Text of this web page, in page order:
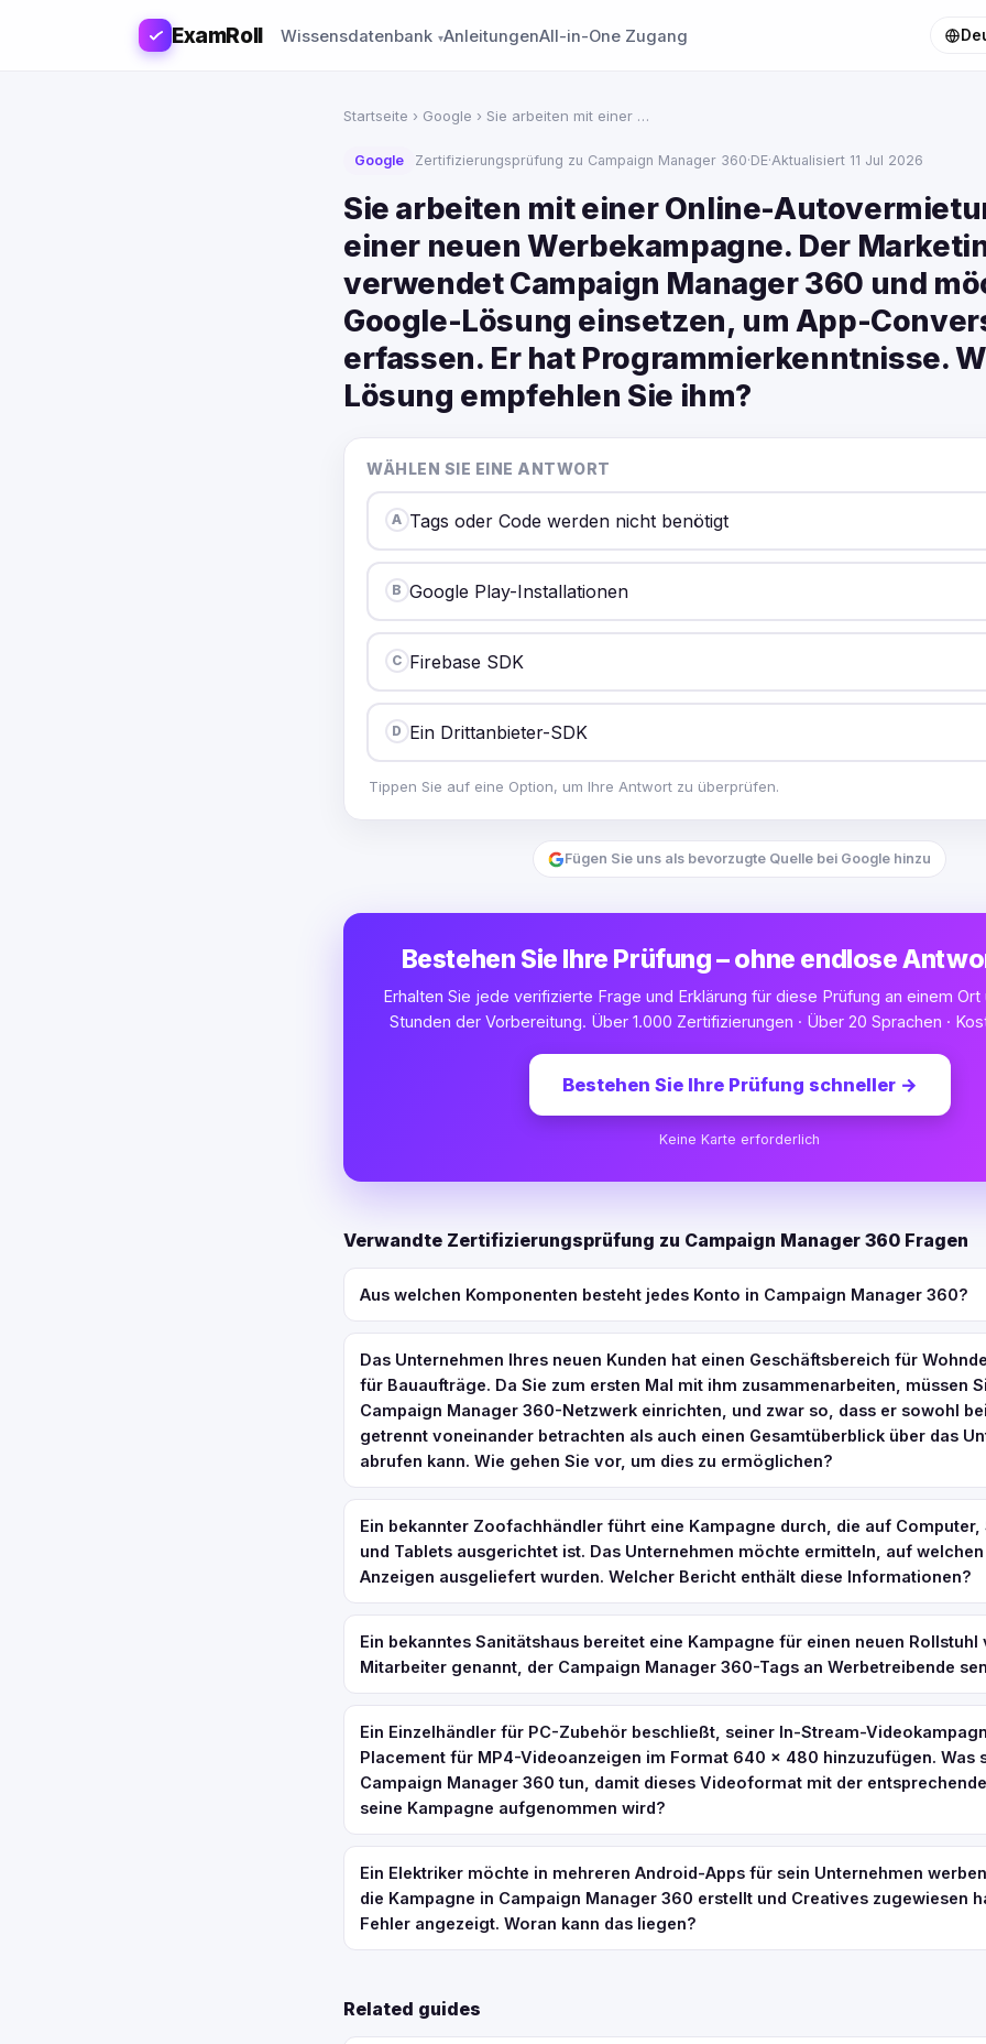
ExamRoll Wissensdatenbank AnleitungenAll-in-One Zugang
Startseite › Google › Sie arbeiten mit einer …
Google Zertifizierungsprüfung zu Campaign Manager 360·DE·Aktualisiert 11 Jul 2026
Sie arbeiten mit einer Online-
einer neuen Werbekampagne. Der
verwendet Campaign Manager 360 und
Google-Lösung einsetzen, um App-
erfassen. Er hat Programmierkenntnisse.
Lösung empfehlen Sie ihm?
WÄHLEN SIE EINE ANTWORT
A Tags oder Code werden nicht benötigt
B Google Play-Installationen
C Firebase SDK
D Ein Drittanbieter-SDK
Tippen Sie auf eine Option, um Ihre Antwort zu überprüfen.
Fügen Sie uns als bevorzugte Quelle bei Google hinzu
Bestehen Sie Ihre Prüfung – ohne endlose
Erhalten Sie jede verifizierte Frage und Erklärung für diese Prüfung an einem Ort
Stunden der Vorbereitung. Über 1.000 Zertifizierungen · Über 20 Sprachen ·
Bestehen Sie Ihre Prüfung schneller →
Keine Karte erforderlich
Verwandte Zertifizierungsprüfung zu Campaign Manager 360 Fragen
Aus welchen Komponenten besteht jedes Konto in Campaign Manager 360?
Das Unternehmen Ihres neuen Kunden hat einen Geschäftsbereich für
für Bauaufträge. Da Sie zum ersten Mal mit ihm zusammenarbeiten, müssen
Campaign Manager 360-Netzwerk einrichten, und zwar so, dass er sowohl
getrennt voneinander betrachten als auch einen Gesamtüberblick über das
abrufen kann. Wie gehen Sie vor, um dies zu ermöglichen?
Ein bekannter Zoofachhändler führt eine Kampagne durch, die auf Computer,
und Tablets ausgerichtet ist. Das Unternehmen möchte ermitteln, auf welchen
Anzeigen ausgeliefert wurden. Welcher Bericht enthält diese Informationen?
Ein bekanntes Sanitätshaus bereitet eine Kampagne für einen neuen Rollstuhl
Mitarbeiter genannt, der Campaign Manager 360-Tags an Werbetreibende
Ein Einzelhändler für PC-Zubehör beschließt, seiner In-Stream-
Placement für MP4-Videoanzeigen im Format 640 x 480 hinzuzufügen. Was
Campaign Manager 360 tun, damit dieses Videoformat mit der
seine Kampagne aufgenommen wird?
Ein Elektriker möchte in mehreren Android-Apps für sein Unternehmen
die Kampagne in Campaign Manager 360 erstellt und Creatives zugewiesen
Fehler angezeigt. Woran kann das liegen?
Related guides